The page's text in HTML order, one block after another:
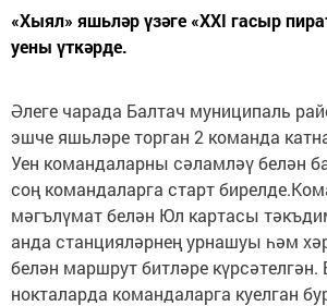
«Хыял» яшьләр үзәге «XXI гасыр
уены үткәрде.
Әлеге чарада Балтач муниципаль
эшче яшьләре торган 2 команда
Уен командаларны сәламләү белән
соң командаларга старт
мәгълүмат белән Юл картасы
анда станцияләрнең урнашуы һәм
белән маршрут битләре күрсәтелгән.
нокталарда командаларга куелган